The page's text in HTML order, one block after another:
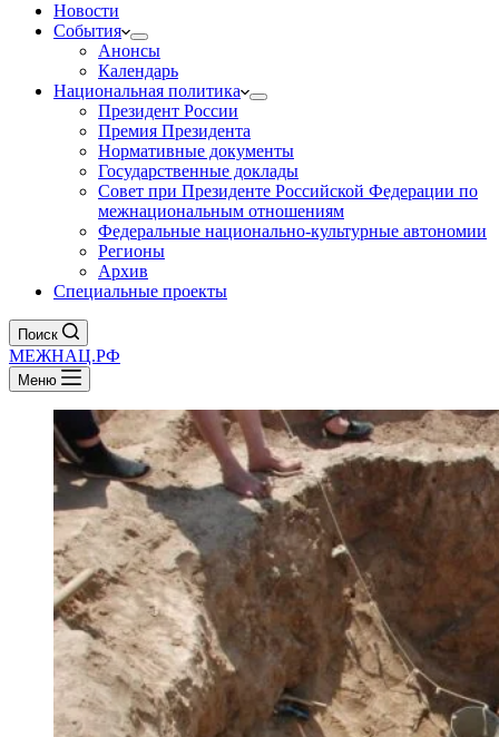
Новости
События
Анонсы
Календарь
Национальная политика
Президент России
Премия Президента
Нормативные документы
Государственные доклады
Совет при Президенте Российской Федерации по
межнациональным отношениям
Федеральные национально-культурные автономии
Регионы
Архив
Специальные проекты
Поиск
МЕЖНАЦ.РФ
Меню